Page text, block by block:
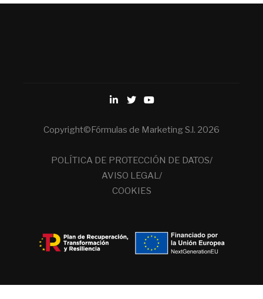
Copyright©Fórmulas de Marketing S.l. 2026
POLÍTICA DE PROTECCIÓN DE DATOS/
AVISO LEGAL/
COOKIES